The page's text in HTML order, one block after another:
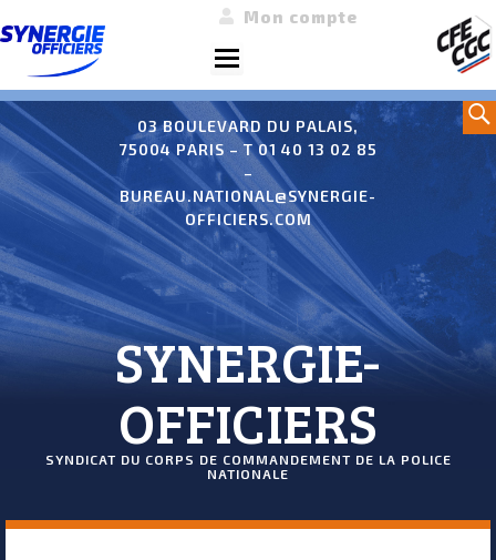
Aller
au
contenu
Menu
Mon compte
03 BOULEVARD DU PALAIS,
75004 PARIS – T 01 40 13 02 85
–
BUREAU.NATIONAL@SYNERGIE-
OFFICIERS.COM
SYNERGIE-
OFFICIERS
SYNDICAT DU CORPS DE COMMANDEMENT DE LA POLICE
NATIONALE